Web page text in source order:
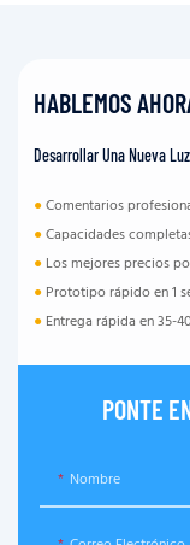
HABLEMOS
Desarrollar Una Nueva
●Comentarios
●Capacidades
● Los mejores precios
● Prototipo rápido en 1
● Entrega rápida en 35-
PONTE
Nombre